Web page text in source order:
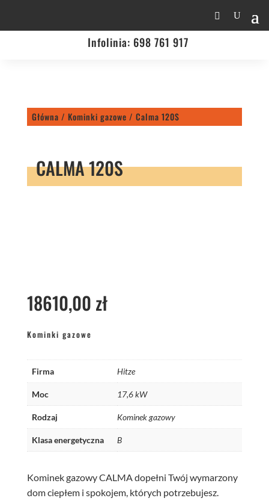
Infolinia: 698 761 917
Główna / Kominki gazowe / Calma 120S
CALMA 120S
18610,00 zł
Kominki gazowe
Firma Hitze
Moc 17,6 kW
Rodzaj Kominek gazowy
Klasa energetyczna B
Kominek gazowy CALMA dopełni Twój wymarzony
dom ciepłem i spokojem, których potrzebujesz.